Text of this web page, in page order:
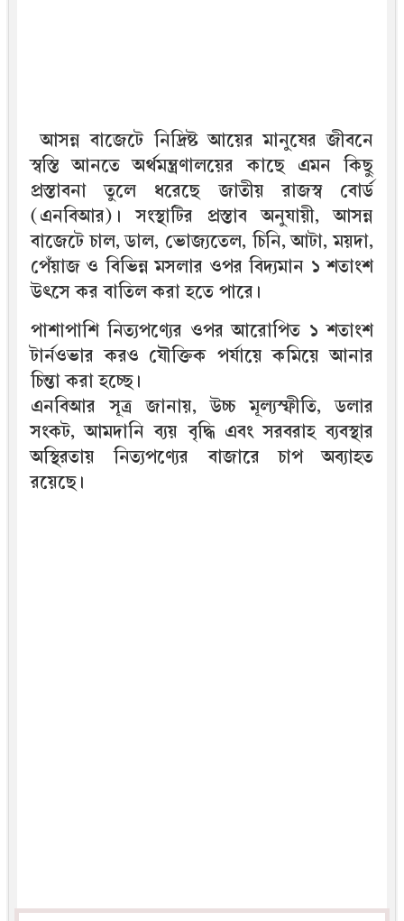
আসন্ন বাজেটে নিদ্রিষ্ট আয়ের মানুষের জীবনে
স্বস্তি আনতে অর্থমন্ত্রণালয়ের কাছে এমন কিছু
প্রস্তাবনা তুলে ধরেছে জাতীয় রাজস্ব বোর্ড
(এনবিআর)। সংস্থাটির প্রস্তাব অনুযায়ী, আসন্ন
বাজেটে চাল, ডাল, ভোজ্যতেল, চিনি, আটা, ময়দা,
পেঁয়াজ ও বিভিন্ন মসলার ওপর বিদ্যমান ১ শতাংশ
উৎসে কর বাতিল করা হতে পারে।
পাশাপাশি নিত্যপণ্যের ওপর আরোপিত ১ শতাংশ
টার্নওভার করও যৌক্তিক পর্যায়ে কমিয়ে আনার
চিন্তা করা হচ্ছে।
এনবিআর সূত্র জানায়, উচ্চ মূল্যস্ফীতি, ডলার
সংকট, আমদানি ব্যয় বৃদ্ধি এবং সরবরাহ ব্যবস্থার
অস্থিরতায় নিত্যপণ্যের বাজারে চাপ অব্যাহত
রয়েছে।